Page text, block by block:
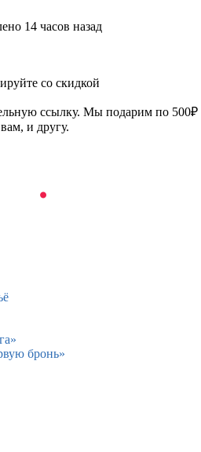
14 часов назад
со скидкой
ссылку. Мы подарим по 500₽
и другу.
бронь»